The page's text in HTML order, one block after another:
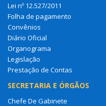
Lei nº 12.527/2011
Folha de pagamento
Convênios
Diário Oficial
Organograma
Legislação
Prestação de Contas
SECRETARIA E ÓRGÃOS
Chefe De Gabinete